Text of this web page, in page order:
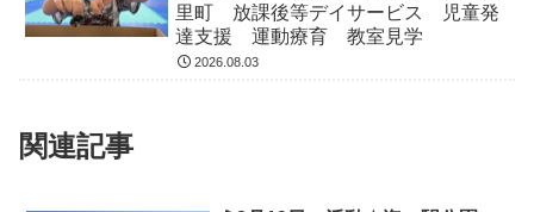
里町 放課後等デイサービス 児童発
達支援 運動療育 教室見学
2026.08.03
関連記事